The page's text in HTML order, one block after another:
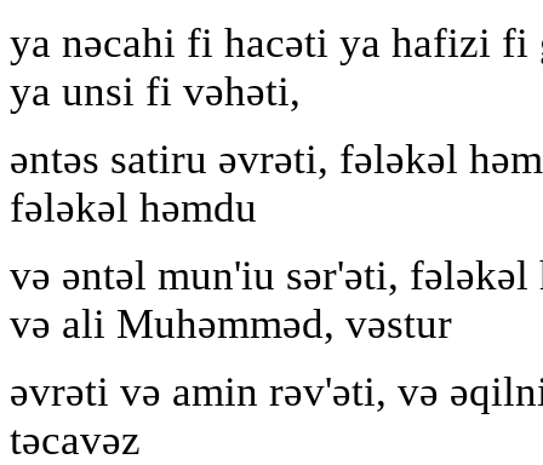
ya nəcahi fi hacəti ya hafizi
ya unsi fi vəh‏əti,
əntəs satiru əvrəti, fələkəl
fələkəl həmdu
və əntəl mun'i‏u sər'əti, fələkəl həmdu, səlli əla Muhəmmədin
və ali Muhəmməd, vəstur
əvrəti və amin rəv'əti, və
təcavəz